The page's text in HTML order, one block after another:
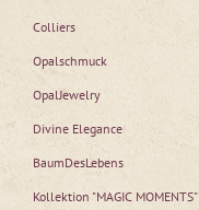
Colliers
Opalschmuck
OpalJewelry
Divine Elegance
BaumDesLebens
Kollektion "MAGIC MOMENTS"